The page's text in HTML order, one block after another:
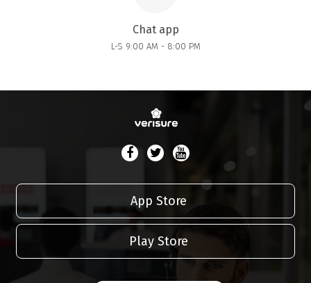
Chat app
L-S 9:00 AM - 8:00 PM
App Store
Play Store